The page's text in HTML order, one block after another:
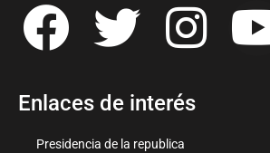
Enlaces de interés
Presidencia de la republica